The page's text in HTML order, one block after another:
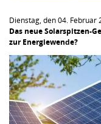
Dienstag, den 04. Februar
Das neue Solarspitzen-
zur Energiewende?